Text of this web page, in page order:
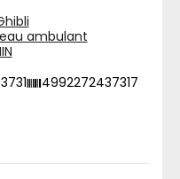
ambulant
4992272437317